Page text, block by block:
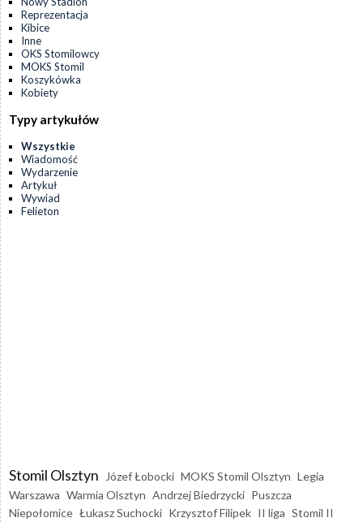
Reprezentacja
Kibice
Inne
OKS Stomilowcy
MOKS Stomil
Koszykówka
Kobiety
Typy artykułów
Wszystkie
Wiadomość
Wydarzenie
Artykuł
Wywiad
Felieton
Stomil Olsztyn Józef Łobocki MOKS Stomil Olsztyn Legia
Warszawa Warmia Olsztyn Andrzej Biedrzycki Puszcza
Niepołomice Łukasz Suchocki Krzysztof Filipek II liga Stomil II